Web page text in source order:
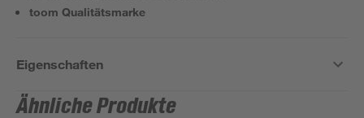
toom Qualitätsmarke
Eigenschaften
Ähnliche Produkte